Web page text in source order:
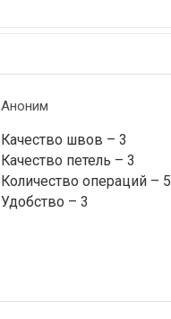
Аноним
Качество швов – 3
Качество петель – 3
Количество операций – 5
Удобство – 3